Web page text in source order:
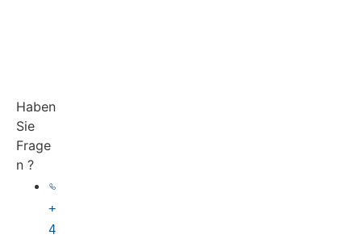
Haben
Sie
Frage
n ?
+
4